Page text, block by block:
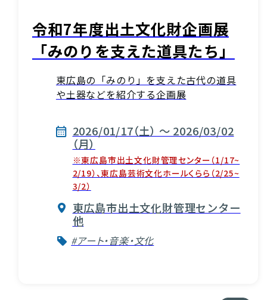
令和7年度出土文化財企画展
「みのりを支えた道具たち」
東広島の「みのり」を支えた古代の道具
や土器などを紹介する企画展
2026/01/17（土） ～ 2026/03/02
（月）
※東広島市出土文化財管理センター（1/17~
2/19）、東広島芸術文化ホールくらら（2/25~
3/2）
東広島市出土文化財管理センター
他
#アート・音楽・文化